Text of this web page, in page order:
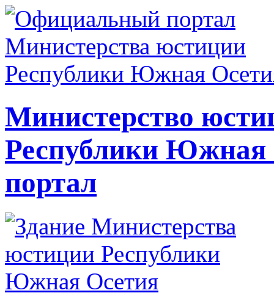
Министерство
Республики
портал